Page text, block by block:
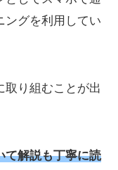
ングを利用してい
取り組むことが出
て解説も丁寧に読